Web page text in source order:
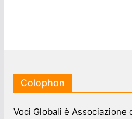
Colophon
Voci Globali è Associazione